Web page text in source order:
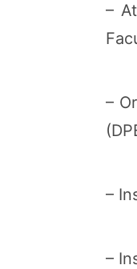
–
–
–
–